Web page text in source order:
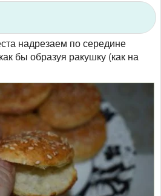
надрезаем по середине
бы образуя ракушку (как на